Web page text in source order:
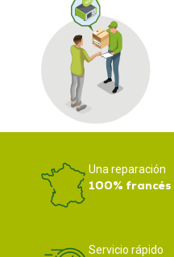
Una reparación
100% francés
Servicio rápido